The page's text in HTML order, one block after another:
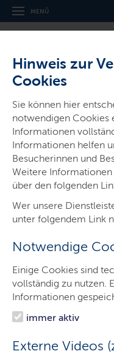
Hinweis zur
Cookies
Sie können hier
notwendigen Cookies
Informationen
Informationen helfen
Besucherinnen und
Weitere
über den folgenden
Wer unsere
unter folgendem Link
Notwendige
Einige Cookies sind
vollständig zu nutzen.
Informationen
immer aktiv
Externe Videos
MENÜ
Thema
Wald
Jagd
Allgemeines
2025